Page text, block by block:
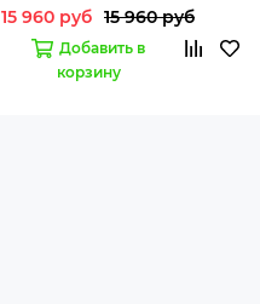
15 960 руб 15 960 руб
Добавить в
корзину